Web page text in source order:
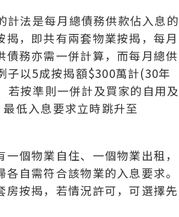
計法是每月總債務供款佔入息的
，即共有兩套物業按揭，每月
務亦需一併計算，而每月總供
子以5成按揭額$300萬計(30年
按準則一併計及買家的自用及
低入息要求立時跳升至
個物業自住、一個物業出租，
自需符合該物業的入息要求。
按揭，若情況許可，可選擇先